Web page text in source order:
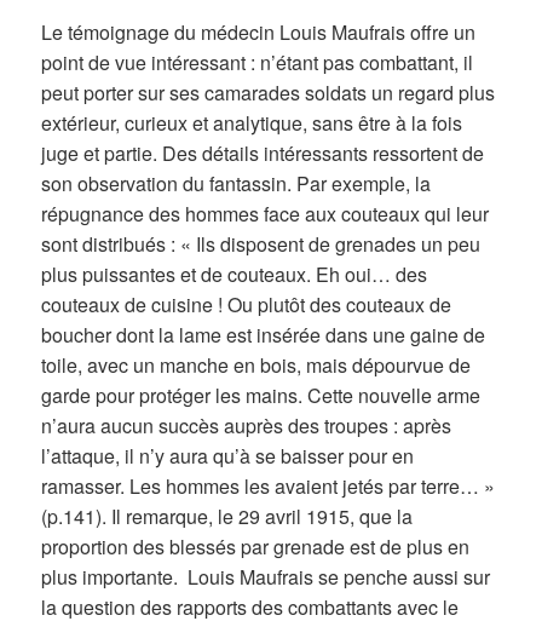
Le témoignage du médecin Louis Maufrais offre un
point de vue intéressant : n’étant pas combattant, il
peut porter sur ses camarades soldats un regard plus
extérieur, curieux et analytique, sans être à la fois
juge et partie. Des détails intéressants ressortent de
son observation du fantassin. Par exemple, la
répugnance des hommes face aux couteaux qui leur
sont distribués : « Ils disposent de grenades un peu
plus puissantes et de couteaux. Eh oui… des
couteaux de cuisine ! Ou plutôt des couteaux de
boucher dont la lame est insérée dans une gaine de
toile, avec un manche en bois, mais dépourvue de
garde pour protéger les mains. Cette nouvelle arme
n’aura aucun succès auprès des troupes : après
l’attaque, il n’y aura qu’à se baisser pour en
ramasser. Les hommes les avaient jetés par terre… »
(p.141). Il remarque, le 29 avril 1915, que la
proportion des blessés par grenade est de plus en
plus importante. Louis Maufrais se penche aussi sur
la question des rapports des combattants avec le